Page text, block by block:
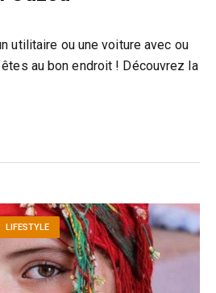
utilitaire ou une voiture avec ou
au bon endroit ! Découvrez la
LIFESTYLE